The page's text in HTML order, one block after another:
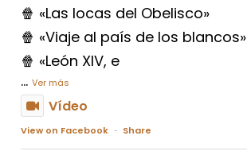
🍿 «Las locas del Obelisco»
🍿 «Viaje al país de los blancos»
🍿 «León XIV, e
... Ver más
Vídeo
View on Facebook · Share